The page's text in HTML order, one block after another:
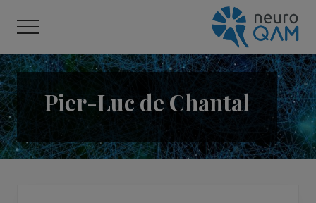
principal
barre
latérale
principale
de
page
Centre
de
recherche
en
neurosciences
cognitives
Menu
Pier-Luc de Chantal